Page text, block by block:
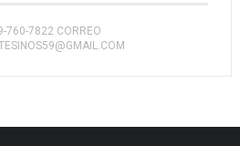
760-7822 CORREO